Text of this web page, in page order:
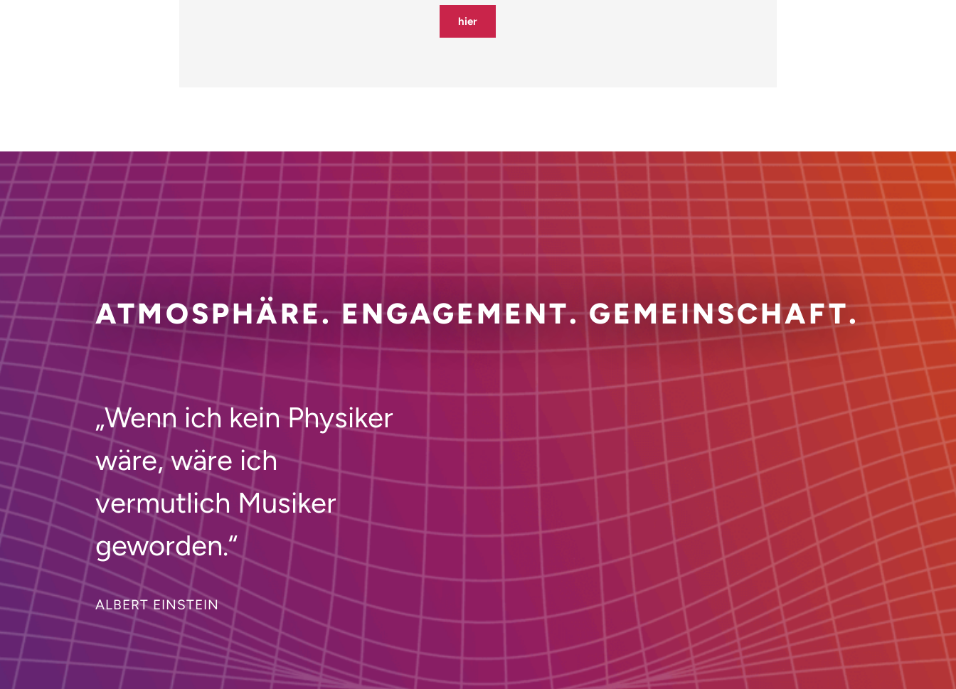
hier
ATMOSPHÄRE. ENGAGEMENT. GEMEINSCHAFT.
„Wenn ich kein Physiker
wäre, wäre ich
vermutlich Musiker
geworden.“
ALBERT EINSTEIN